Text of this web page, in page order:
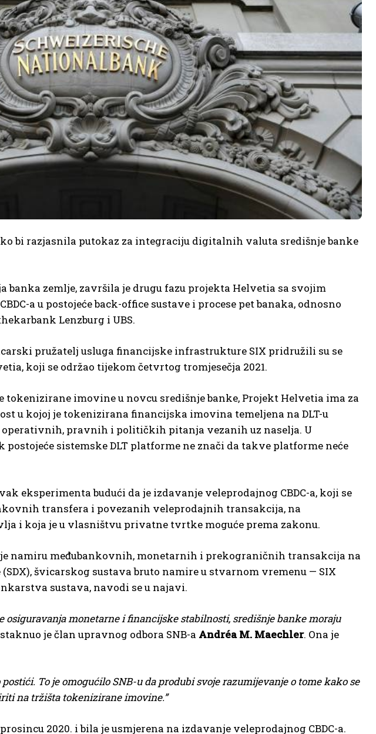
bi razjasnila putokaz za integraciju digitalnih valuta središnje banke
banka zemlje, završila je drugu fazu projekta Helvetia sa svojim
a u postojeće back-office sustave i procese pet banaka, odnosno
Lenzburg i UBS.
pružatelj usluga financijske infrastrukture SIX pridružili su se
koji se održao tijekom četvrtog tromjesečja 2021.
imovine u novcu središnje banke, Projekt Helvetia ima za
u kojoj je tokenizirana financijska imovina temeljena na DLT-u
operativnih, pravnih i političkih pitanja vezanih uz naselja. U
sistemske DLT platforme ne znači da takve platforme neće
eksperimenta budući da je izdavanje veleprodajnog CBDC-a, koji se
transfera i povezanih veleprodajnih transakcija, na
i koja je u vlasništvu privatne tvrtke moguće prema zakonu.
namiru međubankovnih, monetarnih i prekograničnih transakcija na
švicarskog sustava bruto namire u stvarnom vremenu — SIX
sustava, navodi se u najavi.
osiguravanja monetarne i financijske stabilnosti, središnje banke moraju
je član upravnog odbora SNB-a Andréa M. Maechler. Ona je
To je omogućilo SNB-u da produbi svoje razumijevanje o tome kako se
na tržišta tokenizirane imovine.”
2020. i bila je usmjerena na izdavanje veleprodajnog CBDC-a.